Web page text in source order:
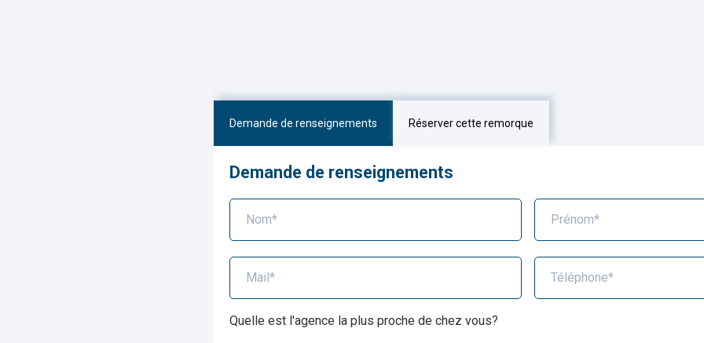
Demande de renseignements Réserver cette remorque
Demande de renseignements
Nom* Prénom*
Mail* Téléphone*
Quelle est l'agence la plus proche de chez vous?